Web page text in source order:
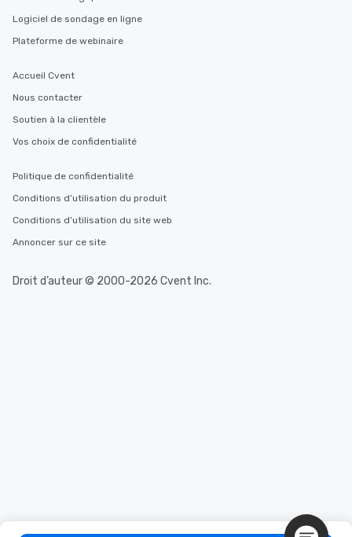
Logiciel de sondage en ligne
Plateforme de webinaire
Accueil Cvent
Nous contacter
Soutien à la clientèle
Vos choix de confidentialité
Politique de confidentialité
Conditions d’utilisation du produit
Conditions d’utilisation du site web
Annoncer sur ce site
Droit d’auteur © 2000-2026 Cvent Inc.